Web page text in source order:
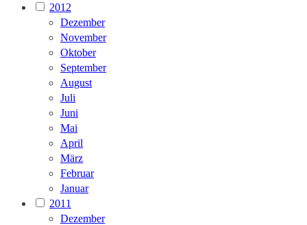
2012
Dezember
November
Oktober
September
August
Juli
Juni
Mai
April
März
Februar
Januar
2011
Dezember